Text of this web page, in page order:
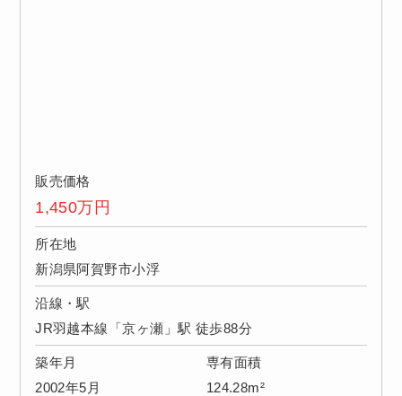
販売価格
1,450万円
所在地
新潟県阿賀野市小浮
沿線・駅
JR羽越本線「京ヶ瀬」駅 徒歩88分
築年月
2002年5月
専有面積
124.28m²